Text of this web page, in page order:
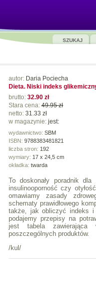
SZUKAJ
autor: Daria Pociecha
Dieta. Niski indeks
brutto: 32.90 zł
Stara cena: 49.95 zł
netto: 31.33 zł
w magazynie: jest:
wydawnictwo: SBM
ISBN: 9788383481821
liczba stron: 192
wymiary: 17 x 24,5 cm
okładka: twarda
To doskonały poradnik
insulinooporność czy
omawiamy zasady
schematy prawidłowego
także, jak obliczyć indeks i
podajemy przepisy na
jest tabela zawierająca
poszczególnych produktów.
/kul/